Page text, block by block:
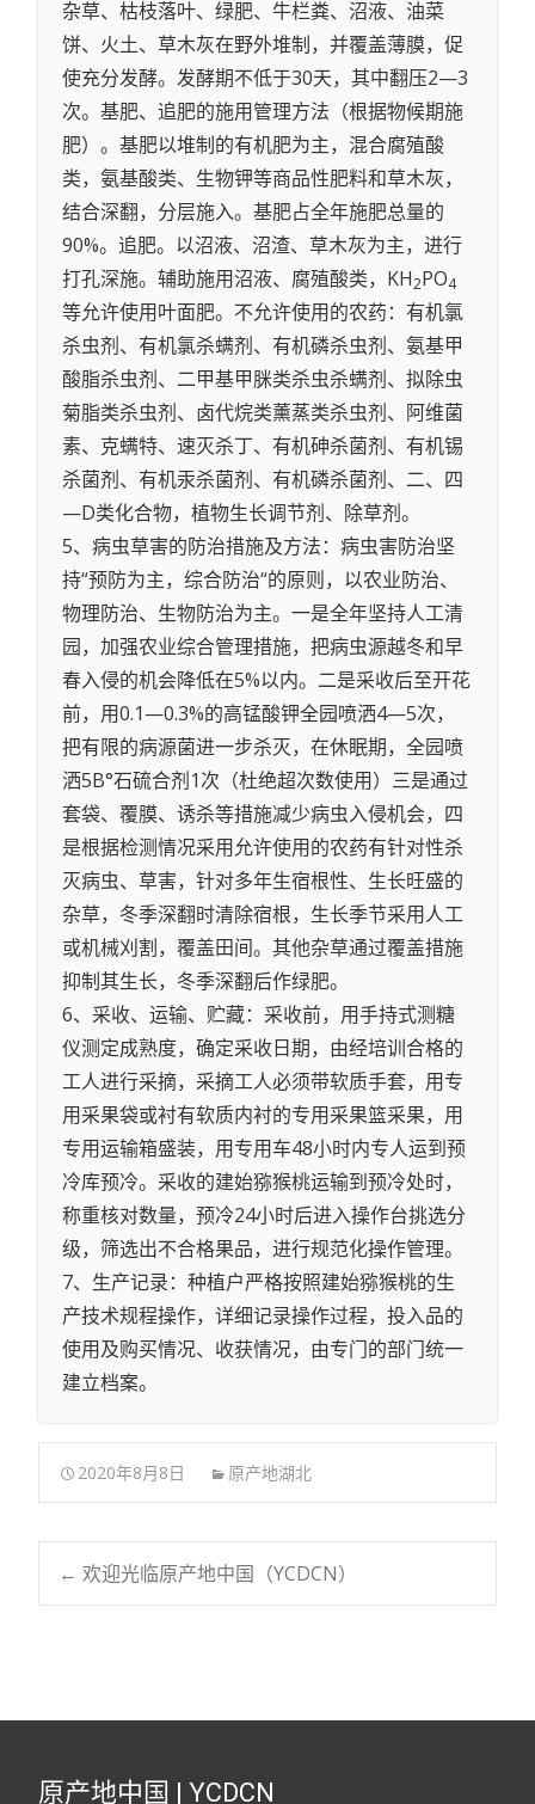
杂草、枯枝落叶、绿肥、牛栏粪、沼液、油菜
饼、火土、草木灰在野外堆制，并覆盖薄膜，促
使充分发酵。发酵期不低于30天，其中翻压2—3
次。基肥、追肥的施用管理方法（根据物候期施
肥）。基肥以堆制的有机肥为主，混合腐殖酸
类，氨基酸类、生物钾等商品性肥料和草木灰，
结合深翻，分层施入。基肥占全年施肥总量的
90%。追肥。以沼液、沼渣、草木灰为主，进行
打孔深施。辅助施用沼液、腐殖酸类，KH2PO4
等允许使用叶面肥。不允许使用的农药：有机氯
杀虫剂、有机氯杀螨剂、有机磷杀虫剂、氨基甲
酸脂杀虫剂、二甲基甲脒类杀虫杀螨剂、拟除虫
菊脂类杀虫剂、卤代烷类薰蒸类杀虫剂、阿维菌
素、克螨特、速灭杀丁、有机砷杀菌剂、有机锡
杀菌剂、有机汞杀菌剂、有机磷杀菌剂、二、四
—D类化合物，植物生长调节剂、除草剂。
5、病虫草害的防治措施及方法：病虫害防治坚
持“预防为主，综合防治“的原则，以农业防治、
物理防治、生物防治为主。一是全年坚持人工清
园，加强农业综合管理措施，把病虫源越冬和早
春入侵的机会降低在5%以内。二是采收后至开花
前，用0.1—0.3%的高锰酸钾全园喷洒4—5次，
把有限的病源菌进一步杀灭，在休眠期，全园喷
洒5B°石硫合剂1次（杜绝超次数使用）三是通过
套袋、覆膜、诱杀等措施减少病虫入侵机会，四
是根据检测情况采用允许使用的农药有针对性杀
灭病虫、草害，针对多年生宿根性、生长旺盛的
杂草，冬季深翻时清除宿根，生长季节采用人工
或机械刈割，覆盖田间。其他杂草通过覆盖措施
抑制其生长，冬季深翻后作绿肥。
6、采收、运输、贮藏：采收前，用手持式测糖
仪测定成熟度，确定采收日期，由经培训合格的
工人进行采摘，采摘工人必须带软质手套，用专
用采果袋或衬有软质内衬的专用采果篮采果，用
专用运输箱盛装，用专用车48小时内专人运到预
冷库预冷。采收的建始猕猴桃运输到预冷处时，
称重核对数量，预冷24小时后进入操作台挑选分
级，筛选出不合格果品，进行规范化操作管理。
7、生产记录：种植户严格按照建始猕猴桃的生
产技术规程操作，详细记录操作过程，投入品的
使用及购买情况、收获情况，由专门的部门统一
建立档案。
2020年8月8日 原产地湖北
← 欢迎光临原产地中国（YCDCN）
原产地中国 | YCDCN